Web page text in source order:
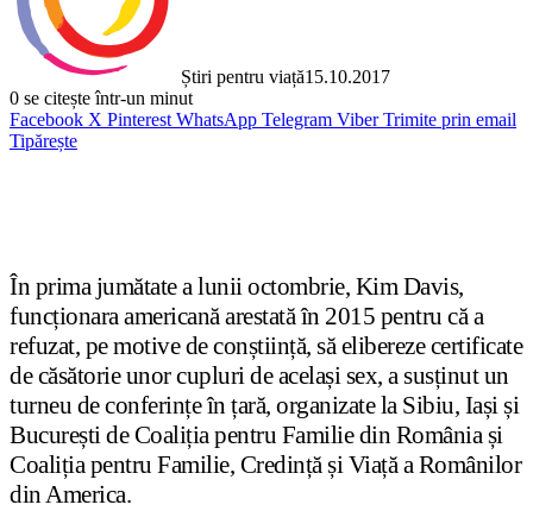
Știri pentru viață15.10.2017
0 se citește într-un minut
Facebook X Pinterest WhatsApp Telegram Viber Trimite prin email
Tipărește
În prima jumătate a lunii octombrie, Kim Davis,
funcționara americană arestată în 2015 pentru că a
refuzat, pe motive de conștiință, să elibereze certificate
de căsătorie unor cupluri de același sex, a susținut un
turneu de conferințe în țară, organizate la Sibiu, Iași și
București de Coaliția pentru Familie din România și
Coaliția pentru Familie, Credință și Viață a Românilor
din America.